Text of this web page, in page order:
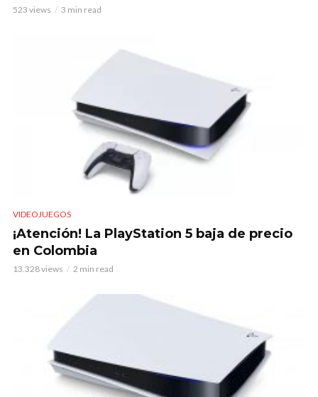
523 views 3 min read
VIDEOJUEGOS
¡Atención! La PlayStation 5 baja de precio
en Colombia
13.328 views 2 min read